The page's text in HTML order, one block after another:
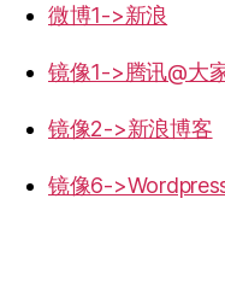
微博1->新浪
镜像1->腾讯@大
镜像2->新浪博客
镜像6-